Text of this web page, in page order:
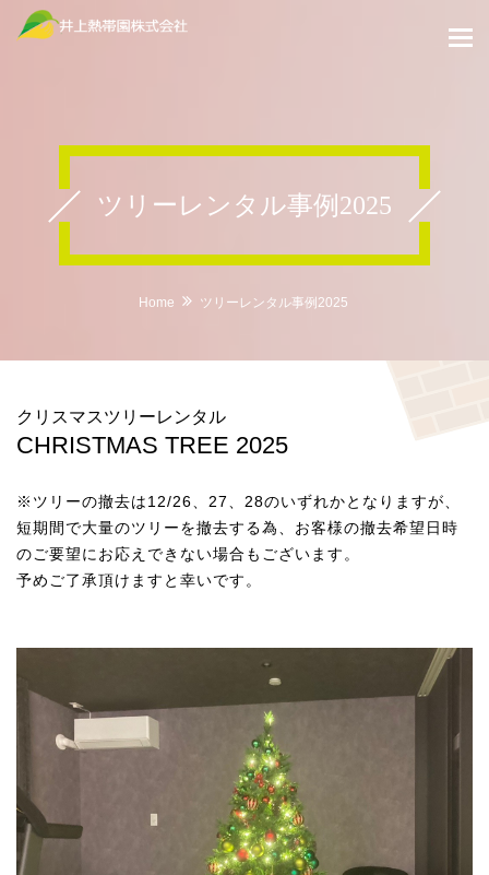
ツリーレンタル事例2025
Home ツリーレンタル事例2025
クリスマスツリーレンタル
CHRISTMAS TREE 2025
※ツリーの撤去は12/26、27、28のいずれかとなりますが、
短期間で大量のツリーを撤去する為、お客様の撤去希望日時
のご要望にお応えできない場合もございます。
予めご了承頂けますと幸いです。